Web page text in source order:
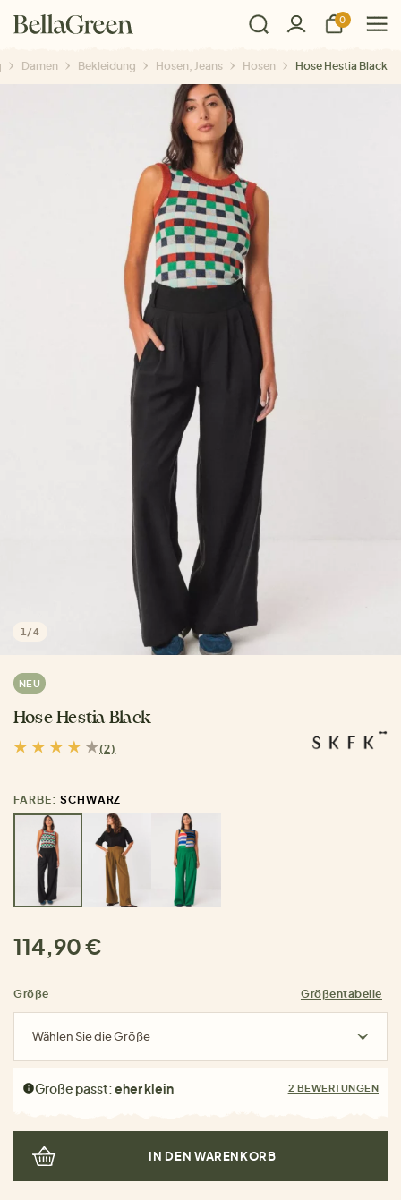
0
Damen Bekleidung Hosen, Jeans Hosen Hose Hestia Black
1 /4
NEU
Hose Hestia Black
(2)
FARBE: SCHWARZ
114,90 €
Größe Größentabelle
Wählen Sie die Größe
Größe passt:eher klein 2 BEWERTUNGEN
IN DEN WARENKORB